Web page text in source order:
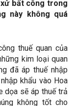
bất công trong
này không quá
thuế quan của
kim loại quan
đã áp thuế nhập
khẩu vào Hoa
dọa sẽ áp thuế trả
không tốt cho